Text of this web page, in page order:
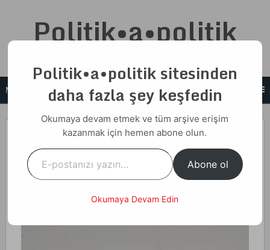
Politik•a•politik
MENU
15 Mayıs 2021
Home Yazılar İnsan ve İşi
İnsan ve İşi
Politik•a•politik sitesinden
daha fazla şey keşfedin
Okumaya devam etmek ve tüm arşive erişim
kazanmak için hemen abone olun.
E-postanızı yazın…
Abone ol
Okumaya Devam Edin